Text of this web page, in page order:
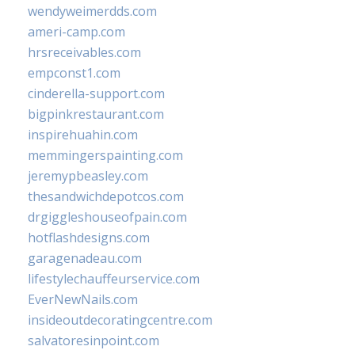
wendyweimerdds.com
ameri-camp.com
hrsreceivables.com
empconst1.com
cinderella-support.com
bigpinkrestaurant.com
inspirehuahin.com
memmingerspainting.com
jeremypbeasley.com
thesandwichdepotcos.com
drgiggleshouseofpain.com
hotflashdesigns.com
garagenadeau.com
lifestylechauffeurservice.com
EverNewNails.com
insideoutdecoratingcentre.com
salvatoresinpoint.com